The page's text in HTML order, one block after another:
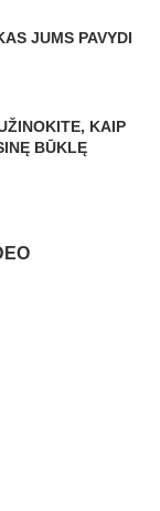
JUMS PAVYDI
KAIP
BŪKLĘ